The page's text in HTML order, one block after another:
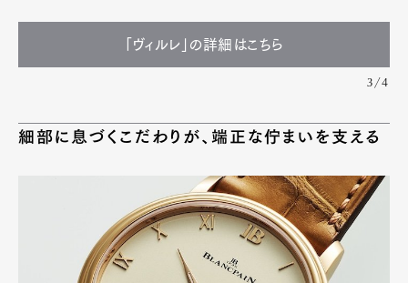
「ヴィルレ」の詳細はこちら
3/4
細部に息づくこだわりが、端正な佇まいを支える